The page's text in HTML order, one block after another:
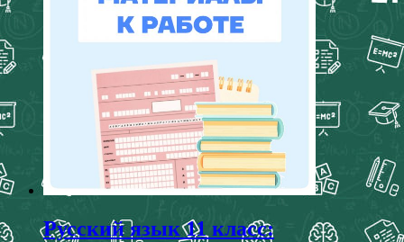
Русский язык 11 класс: